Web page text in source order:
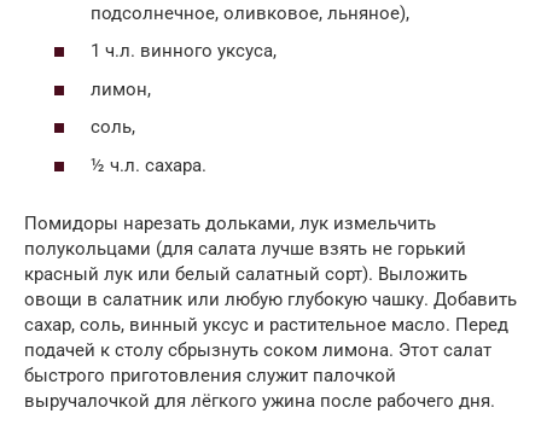
подсолнечное, оливковое, льняное),
1 ч.л. винного уксуса,
лимон,
соль,
½ ч.л. сахара.
Помидоры нарезать дольками, лук измельчить
полукольцами (для салата лучше взять не горький
красный лук или белый салатный сорт). Выложить
овощи в салатник или любую глубокую чашку. Добавить
сахар, соль, винный уксус и растительное масло. Перед
подачей к столу сбрызнуть соком лимона. Этот салат
быстрого приготовления служит палочкой
выручалочкой для лёгкого ужина после рабочего дня.